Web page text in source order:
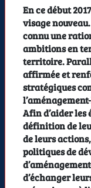
En ce début
visage
connu une
ambitions en
territoire.
affirmée et
stratégiques
Afin d’aider
définition de
de leurs
politiques de
d’échanger